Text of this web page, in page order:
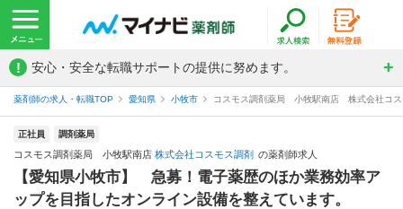
! 安心・安全な転職サポートの提供に努めます。
薬剤師の求人・転職TOP 愛知県 小牧市 コスモス調剤薬局 小牧駅南店 株式会社コス
正社員 調剤薬局
コスモス調剤薬局 小牧駅南店 株式会社コスモス調剤 の薬剤師求人
【愛知県小牧市】 急募！電子薬歴のほか業務効率ア
ップを目指したオンライン設備を整えています。